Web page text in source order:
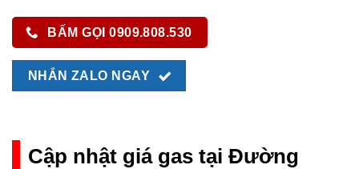
BẤM GỌI 0909.808.530
NHẮN ZALO NGAY
Cập nhật giá gas tại Đường